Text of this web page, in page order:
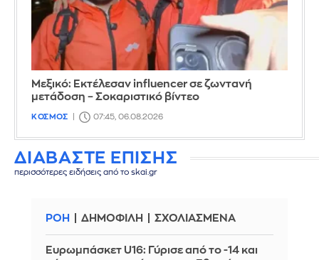
Μεξικό: Εκτέλεσαν influencer σε ζωντανή
μετάδοση – Σοκαριστικό βίντεο
ΚΟΣΜΟΣ 07:45, 06.08.2026
ΔΙΑΒΑΣΤΕ ΕΠΙΣΗΣ
περισσότερες ειδήσεις από το skai.gr
ΡΟΗ ΔΗΜΟΦΙΛΗ ΣΧΟΛΙΑΣΜΕΝΑ
Ευρωμπάσκετ U16: Γύρισε από το -14 και